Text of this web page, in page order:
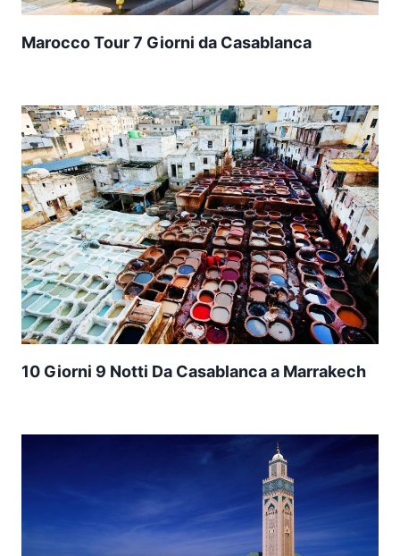
Marocco Tour 7 Giorni da Casablanca
10 Giorni 9 Notti Da Casablanca a Marrakech